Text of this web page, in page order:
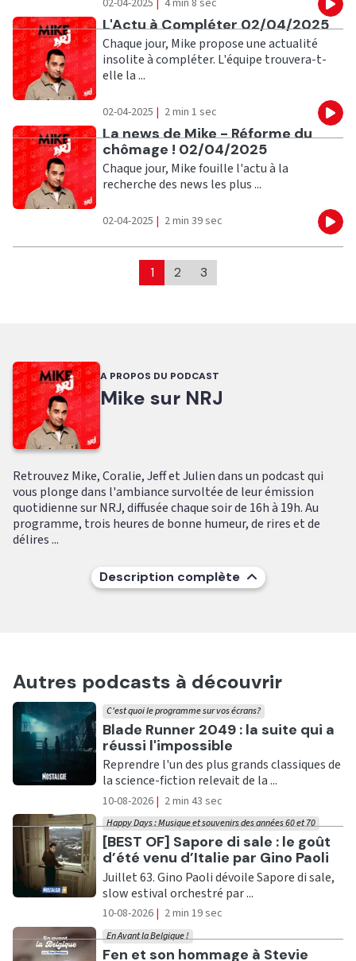
02-04-2025 | 4 min 8 sec
Ecouter
L'Actu à Compléter 02/04/2025
Chaque jour, Mike propose une actualité
insolite à compléter. L'équipe trouvera-t-
elle la ...
02-04-2025 | 2 min 1 sec
Ecouter
La news de Mike - Réforme du
chômage ! 02/04/2025
Chaque jour, Mike fouille l'actu à la
recherche des news les plus ...
02-04-2025 | 2 min 39 sec
1 2 3
A PROPOS DU PODCAST
Mike sur NRJ
Retrouvez Mike, Coralie, Jeff et Julien dans un podcast qui
vous plonge dans l'ambiance survoltée de leur émission
quotidienne sur NRJ, diffusée chaque soir de 16h à 19h. Au
programme, trois heures de bonne humeur, de rires et de
délires ...
Description complète
Autres podcasts à découvrir
Ecouter
Blade Runner 2049 : la suite qui a
réussi l'impossible
C'est quoi le programme sur vos écrans?
Reprendre l'un des plus grands classiques de
la science-fiction relevait de la ...
10-08-2026 | 2 min 43 sec
Ecouter
[BEST OF] Sapore di sale : le goût
d’été venu d’Italie par Gino Paoli
Happy Days : Musique et souvenirs des années 60 et 70
Juillet 63. Gino Paoli dévoile Sapore di sale,
slow estival orchestré par ...
10-08-2026 | 2 min 19 sec
Ecouter
Fen et son hommage à Stevie
En Avant la Belgique !